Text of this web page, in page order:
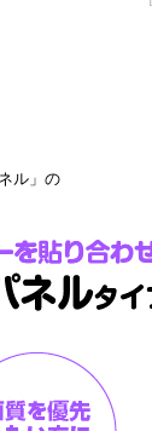
ル」の